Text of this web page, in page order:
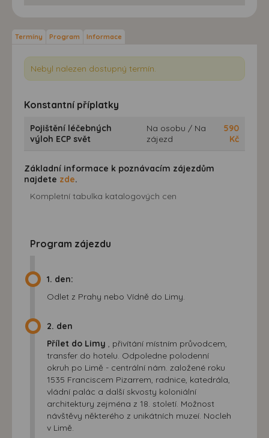
Termíny Program Informace
Nebyl nalezen dostupný termín.
Konstantní příplatky
Pojištění léčebných
výloh ECP svět
Na osobu / Na
zájezd
590
Kč
Základní informace k poznávacím zájezdům
najdete zde.
Kompletní tabulka katalogových cen
Program zájezdu
1. den:
Odlet z Prahy nebo Vídně do Limy.
2. den
Přílet do Limy
, přivítání místním průvodcem,
transfer do hotelu. Odpoledne polodenní
okruh po Limě - centrální nám. založené roku
1535 Franciscem Pizarrem, radnice, katedrála,
vládní palác a další skvosty koloniální
architektury zejména z 18. století. Možnost
návštěvy některého z unikátních muzeí. Nocleh
v Limě.